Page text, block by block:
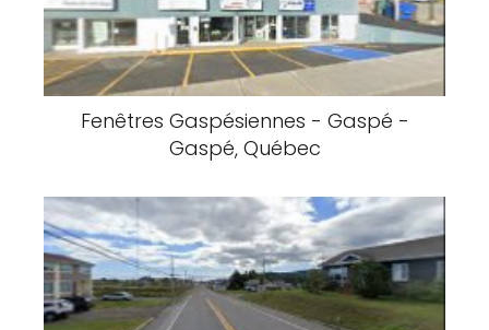
Fenêtres Gaspésiennes - Gaspé -
Gaspé, Québec